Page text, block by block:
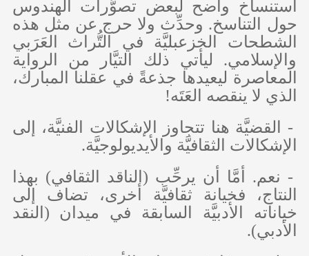
استنساخ واضح لبعض تصوُّرات الهندوس
حول التناسخ. وحدِّث ولا حرج عن مثل هذه
الشطحات الخزعبليَّة في التُّراث العَرَبي
والإسلامي. ليأتي ذلك التيَّار من الرواية
المعاصرة ليعيدها جذعةً في عقلنا المبارك،
الذي لا ينقصه العَتَه!
- القضيَّة هنا تتجاوز الإشكالات الفنيَّة، إلى
الإشكالات الثقافيَّة والأيديولوجيَّة.
- نعم. أمَّا أن يرحِّب (الناقد الثقافي) بهذا
النتاج، فخيانة ثقافيَّة أخرى، تضاف إلى
خياناته الأدبيَّة السابقة في ميدان (النقد
الأدبي).